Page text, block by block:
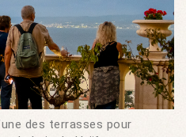
des terrasses pour